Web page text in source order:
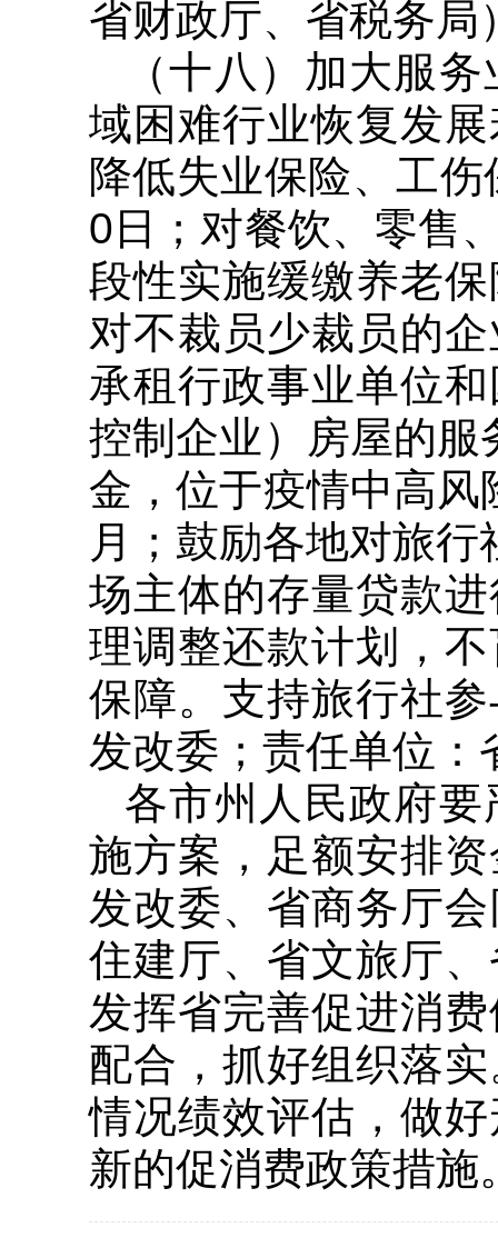
省财政厅、省税务局
（十八）加大服
域困难行业恢复发
降低失业保险、工
0日；对餐饮、零售
段性实施缓缴养老
对不裁员少裁员的
承租行政事业单位
控制企业）房屋的
金，位于疫情中高
月；鼓励各地对旅
场主体的存量贷款
理调整还款计划，
保障。支持旅行社
发改委；责任单位：
各市州人民政府
施方案，足额安排
发改委、省商务厅
住建厅、省文旅厅
发挥省完善促进消
配合，抓好组织落
情况绩效评估，做
新的促消费政策措施